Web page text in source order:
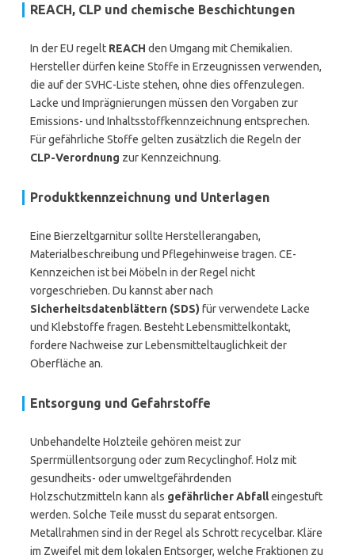
REACH, CLP und chemische Beschichtungen
In der EU regelt REACH den Umgang mit Chemikalien.
Hersteller dürfen keine Stoffe in Erzeugnissen verwenden,
die auf der SVHC-Liste stehen, ohne dies offenzulegen.
Lacke und Imprägnierungen müssen den Vorgaben zur
Emissions- und Inhaltsstoffkennzeichnung entsprechen.
Für gefährliche Stoffe gelten zusätzlich die Regeln der
CLP-Verordnung zur Kennzeichnung.
Produktkennzeichnung und Unterlagen
Eine Bierzeltgarnitur sollte Herstellerangaben,
Materialbeschreibung und Pflegehinweise tragen. CE-
Kennzeichen ist bei Möbeln in der Regel nicht
vorgeschrieben. Du kannst aber nach
Sicherheitsdatenblättern (SDS) für verwendete Lacke
und Klebstoffe fragen. Besteht Lebensmittelkontakt,
fordere Nachweise zur Lebensmitteltauglichkeit der
Oberfläche an.
Entsorgung und Gefahrstoffe
Unbehandelte Holzteile gehören meist zur
Sperrmüllentsorgung oder zum Recyclinghof. Holz mit
gesundheits- oder umweltgefährdenden
Holzschutzmitteln kann als gefährlicher Abfalleingestuft
werden. Solche Teile musst du separat entsorgen.
Metallrahmen sind in der Regel als Schrott recycelbar. Kläre
im Zweifel mit dem lokalen Entsorger, welche Fraktionen zu